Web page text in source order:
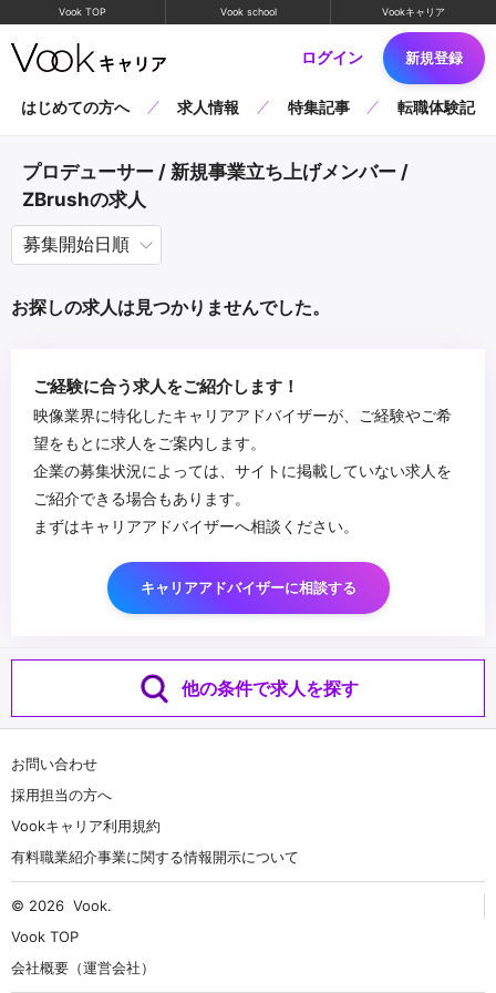
Vook TOP Vook school Vookキャリア
ログイン 新規登録
はじめての方へ 求人情報 特集記事 転職体験記
プロデューサー / 新規事業立ち上げメンバー /
ZBrushの求人
お探しの求人は見つかりませんでした。
ご経験に合う求人をご紹介します！
映像業界に特化したキャリアアドバイザーが、ご経験やご希
望をもとに求人をご案内します。
企業の募集状況によっては、サイトに掲載していない求人を
ご紹介できる場合もあります。
まずはキャリアアドバイザーへ相談ください。
キャリアアドバイザーに相談する
他の条件で求人を探す
お問い合わせ
採用担当の方へ
Vookキャリア利用規約
有料職業紹介事業に関する情報開示について
© 2026 Vook.
Vook TOP
会社概要（運営会社）